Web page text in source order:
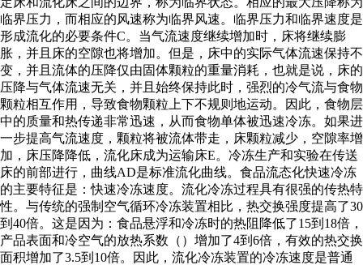
临界压力，而相应的风速称为临界风速。临界压力和临界速度是
形成流化的必要条件C。当气流速度继续增加时，床将继续膨
胀，并且床的空隙也将增加。但是，床中的实际气体流速保持不
变，并且流体的压降仅由固体颗粒的重量消耗，也就是说，床的
压降与气体流速无关，并且始终保持此时，强烈的冷气流与食物
颗粒相互作用，导致食物颗粒上下不规则地运动。因此，食物层
中的质量和热传递非常迅速，从而食物单体被迅速冷冻。如果进
一步提高气流速度，颗粒将被流体带走，床颗粒减少，空隙率增
加，床压降降低，流化床成为运输床E。冷冻生产和实验在传送
床的前部进行，曲线AD是标准流化曲线。食品流态化快速冷冻
的主要特征是：快速冷冻速度。流化冷冻过程具有很强的传热特
性。与传统的强制空气循环冷冻装置相比，热交换强度提高了30
到40倍。这是因为：食品悬浮和冷冻时的热阻降低了15到18倍，
产品表面和冷空气的放热系数（）增加了4到6倍，有效的热交换
面积增加了3.5到10倍。因此，流化冷冻装置的冷冻速度是普通